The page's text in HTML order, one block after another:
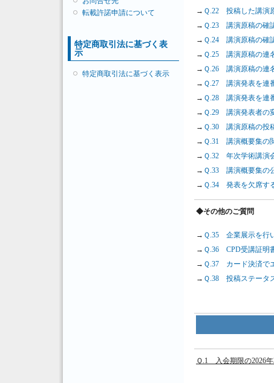
転載許諾申請について
特定商取引法に基づく表
示
特定商取引法に基づく表示
→ Ｑ.22 投稿した講演
→ Ｑ.23 講演原稿の確
→ Ｑ.24 講演原稿の確
→ Ｑ.25 講演原稿の連
→ Ｑ.26 講演原稿の連
→ Ｑ.27 講演発表を連
→ Ｑ.28 講演発表を連
→ Ｑ.29 講演発表者の
→ Ｑ.30 講演原稿の投
→ Ｑ.31 講演概要集の
→ Ｑ.32 年次学術講演
→ Ｑ.33 講演概要集の
→ Ｑ.34 発表を欠席す
◆その他のご質問
→ Ｑ.35 企業展示を行
→ Ｑ.36 CPD受講証明
→ Ｑ.37 カード決済で
→ Ｑ.38 投稿ステータ
Ｑ.1 入会期限の2026